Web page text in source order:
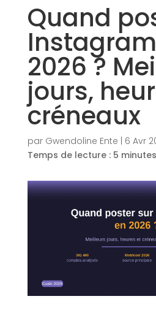
Quand
2026 ?
jours,
créneaux
par Gwendoline Ente
6 Avr
Temps de lecture : 5 minutes